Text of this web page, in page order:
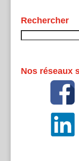
Rechercher
Nos réseaux